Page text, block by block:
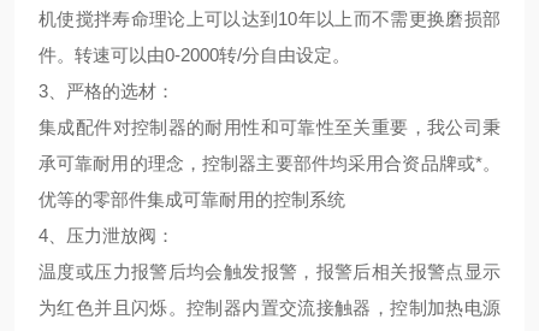
机使搅拌寿命理论上可以达到10年以上而不需更换磨损部
件。转速可以由0-2000转/分自由设定。
3、 严格的选材 ：
集成配件对控制器的耐用性和可靠性至关重要，我公司秉
承可靠耐用的理念，控制器主要部件均采用合资品牌或*。
优等的零部件集成可靠耐用的控制系统
4、压力泄放阀：
温度或压力报警后均会触发报警，报警后相关报警点显示
为红色并且闪烁。控制器内置交流接触器，控制加热电源